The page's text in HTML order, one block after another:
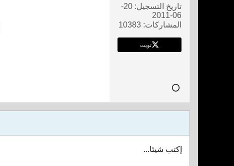
تاريخ التسجيل:
20-
06-2011
المشاركات: 10383
تويت
إكتب شيئا...